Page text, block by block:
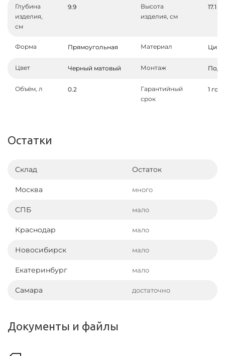
Глубина
изделия,
см
9.9
Высота
изделия, см
17.1
Форма Прямоугольная Материал
Цвет Черный матовый Монтаж
Объём, л 0.2
Гарантийный
срок
1 год
Остатки
Склад Остаток
Москва много
СПБ мало
Краснодар мало
Новосибирск мало
Екатеринбург мало
Самара достаточно
Документы и файлы